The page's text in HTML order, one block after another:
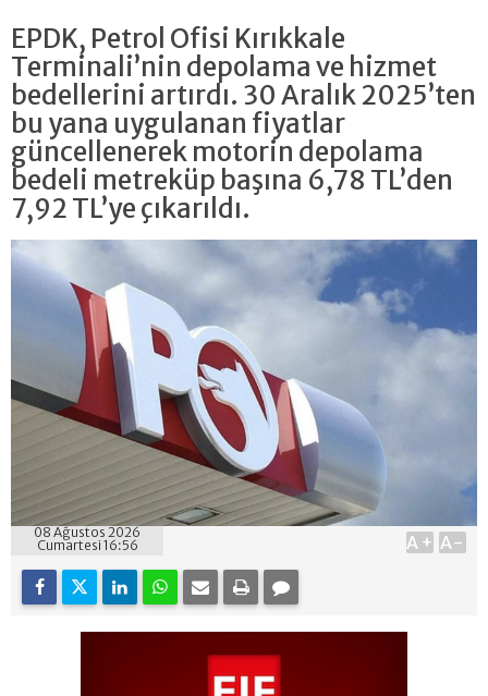
EPDK, Petrol Ofisi Kırıkkale
Terminali’nin depolama ve hizmet
bedellerini artırdı. 30 Aralık 2025’ten
bu yana uygulanan fiyatlar
güncellenerek motorin depolama
bedeli metreküp başına 6,78 TL’den
7,92 TL’ye çıkarıldı.
08 Ağustos 2026
Cumartesi 16:56
A+ A-